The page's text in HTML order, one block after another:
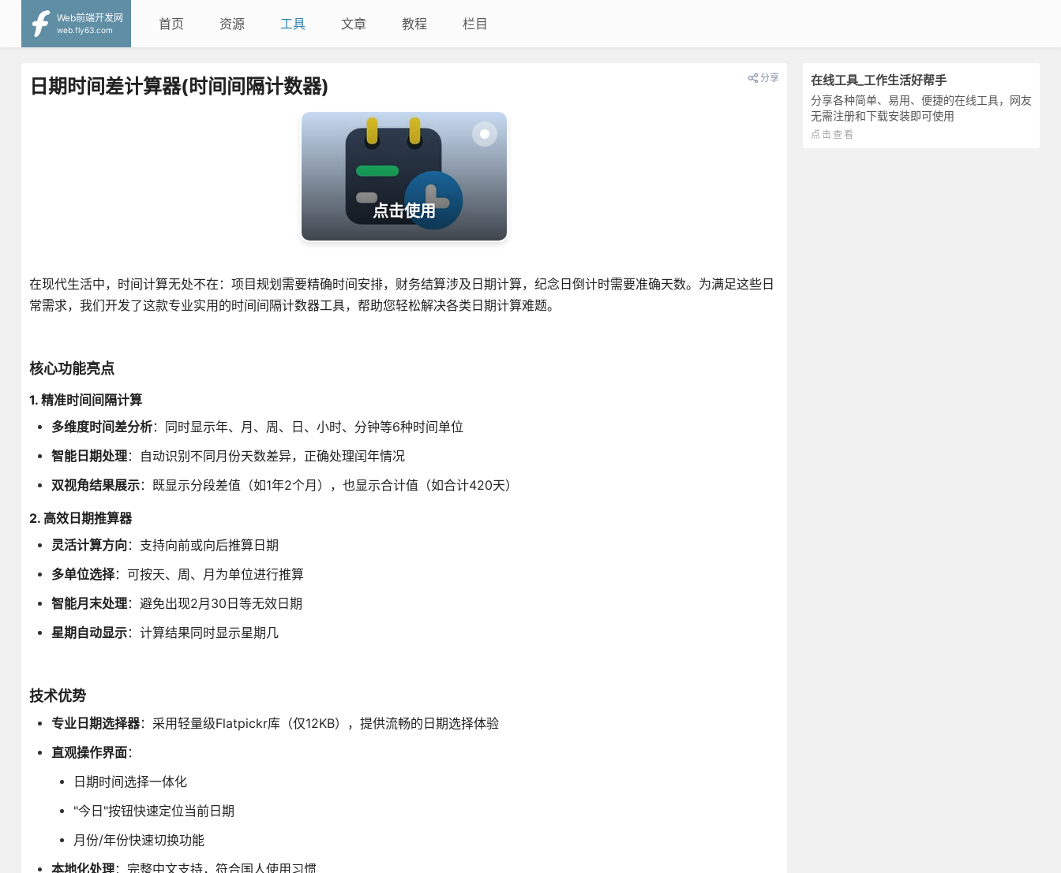
Web前端开发网
web.fly63.com
首页 资源 工具 文章 教程 栏目
在线工具_工作生活好帮手
分享各种简单、易用、便捷的在线工具，网友
无需注册和下载安装即可使用
点击查看
日期时间差计算器(时间间隔计数器) 分享
点击使用
在现代生活中，时间计算无处不在：项目规划需要精确时间安排，财务结算涉及日期计算，纪念日倒计时需要准确天数。为满足这些日
常需求，我们开发了这款专业实用的时间间隔计数器工具，帮助您轻松解决各类日期计算难题。
核心功能亮点
1. 精准时间间隔计算
多维度时间差分析：同时显示年、月、周、日、小时、分钟等6种时间单位
智能日期处理：自动识别不同月份天数差异，正确处理闰年情况
双视角结果展示：既显示分段差值（如1年2个月），也显示合计值（如合计420天）
2. 高效日期推算器
灵活计算方向：支持向前或向后推算日期
多单位选择：可按天、周、月为单位进行推算
智能月末处理：避免出现2月30日等无效日期
星期自动显示：计算结果同时显示星期几
技术优势
专业日期选择器：采用轻量级Flatpickr库（仅12KB），提供流畅的日期选择体验
直观操作界面：
日期时间选择一体化
"今日"按钮快速定位当前日期
月份/年份快速切换功能
本地化处理：完整中文支持，符合国人使用习惯